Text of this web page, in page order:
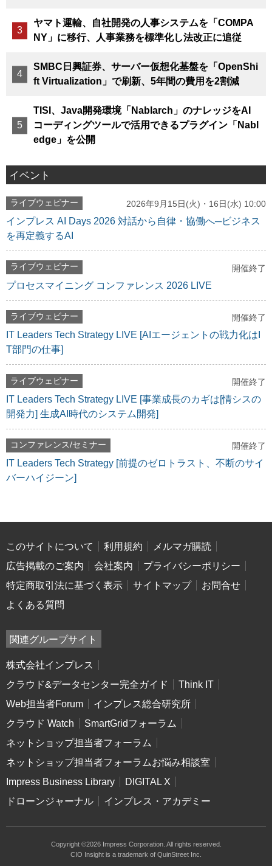
ヤマト運輸、自社開発の人事システムを「COMPA
NY」に移行、人事業務を標準化し法改正に追従
SMBC日興証券、サーバー仮想化基盤を「OpenShi
ft Virtualization」で刷新、5年間の費用を2割減
TISI、Java開発環境「Nablarch」のナレッジをAI
コーディングツールで活用できるプラグイン「Nabl
edge」を公開
イベント
ライブウェビナー 2026年9月15日(火)・16日(水) 10:00
インプレス AI Days 2026 対話から自律・協働へ─ビジネス
を再定義するAI
ライブウェビナー 開催終了
プロセスマイニング コンファレンス 2026 LIVE
ライブウェビナー 開催終了
IT Leaders Tech Strategy LIVE [AIエージェントの戦力化はI
T部門の仕事]
ライブウェビナー 開催終了
IT Leaders Tech Strategy LIVE [事業成長のカギは[情シスの
開発力] 生成AI時代のシステム開発]
コンファレンス/セミナー 開催終了
IT Leaders Tech Strategy [前提のゼロトラスト、不断のサイ
バーハイジーン]
このサイトについて 利用規約
メルマガ購読
広告掲載のご案内
会社案内
プライバシーポリシー
特定商取引法に基づく表示
サイトマップ
お問合せ
よくある質問
関連グループサイト
株式会社インプレス
クラウド&データセンター完全ガイド
Think IT
Web担当者Forum
インプレス総合研究所
クラウド Watch
SmartGridフォーラム
ネットショップ担当者フォーラム
ネットショップ担当者フォーラムお悩み相談室
Impress Business Library
DIGITAL X
ドローンジャーナル
インプレス・アカデミー
Copyright ©2026 Impress Corporation. All rights reserved.
CIO Insight is a trademark of QuinStreet Inc.